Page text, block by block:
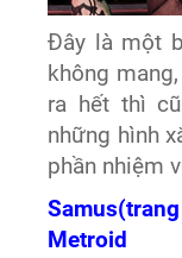
Đây là một
không
ra hết thì
những hình
phần nhiệm
Metroid